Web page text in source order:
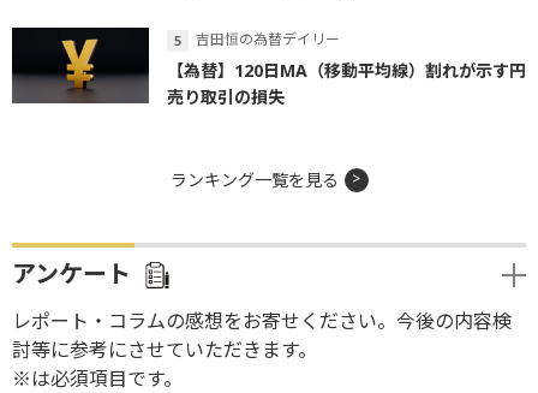
吉田恒の為替デイリー
【為替】120日MA（移動平均線）割れが示す円
売り取引の損失
ランキング一覧を見る
アンケート
レポート・コラムの感想をお寄せください。今後の内容検
討等に参考にさせていただきます。
※は必須項目です。